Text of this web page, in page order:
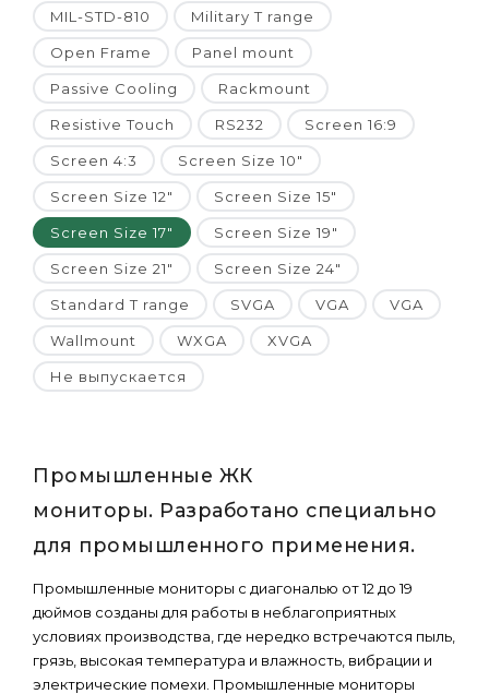
MIL-STD-810 Military T range
Open Frame Panel mount
Passive Cooling Rackmount
Resistive Touch RS232 Screen 16:9
Screen 4:3 Screen Size 10"
Screen Size 12" Screen Size 15"
Screen Size 17" Screen Size 19"
Screen Size 21" Screen Size 24"
Standard T range SVGA VGA VGA
Wallmount WXGA XVGA
Не выпускается
Промышленные ЖК
мониторы. Разработано специально
для промышленного применения.
Промышленные мониторы с диагональю от 12 до 19
дюймов созданы для работы в неблагоприятных
условиях производства, где нередко встречаются пыль,
грязь, высокая температура и влажность, вибрации и
электрические помехи. Промышленные мониторы